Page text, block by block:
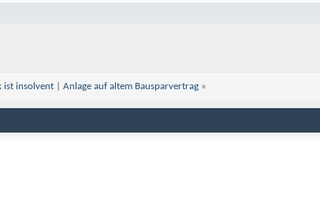
ist insolvent| Anlage auf altem Bausparvertrag »